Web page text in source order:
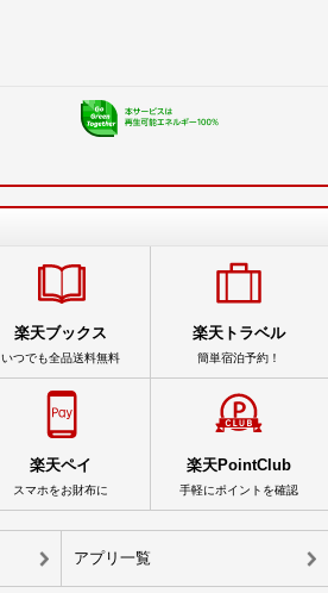
楽天ブックス
いつでも全品送料無料
楽天トラベル
簡単宿泊予約！
楽天ペイ
スマホをお財布に
楽天PointClub
手軽にポイントを確認
アプリ一覧